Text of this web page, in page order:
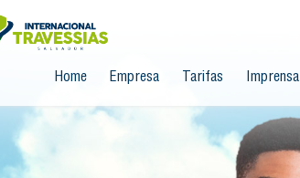
Home Empresa Tarifas Imprensa